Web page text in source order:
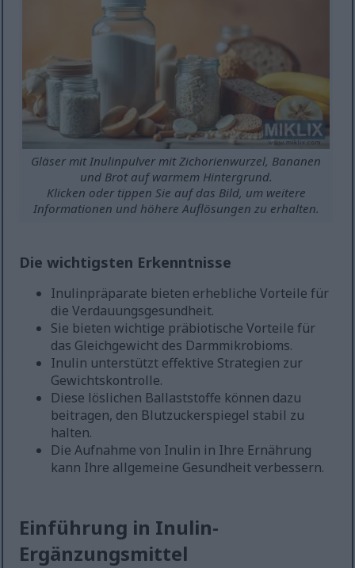
Gläser mit Inulinpulver mit Zichorienwurzel, Bananen
und Brot auf warmem Hintergrund.
Klicken oder tippen Sie auf das Bild, um weitere
Informationen und höhere Auflösungen zu erhalten.
Die wichtigsten Erkenntnisse
Inulinpräparate bieten erhebliche Vorteile für
die Verdauungsgesundheit.
Sie bieten wichtige präbiotische Vorteile für
das Gleichgewicht des Darmmikrobioms.
Inulin unterstützt effektive Strategien zur
Gewichtskontrolle.
Diese löslichen Ballaststoffe können dazu
beitragen, den Blutzuckerspiegel stabil zu
halten.
Die Aufnahme von Inulin in Ihre Ernährung
kann Ihre allgemeine Gesundheit verbessern.
Einführung in Inulin-
Ergänzungsmittel